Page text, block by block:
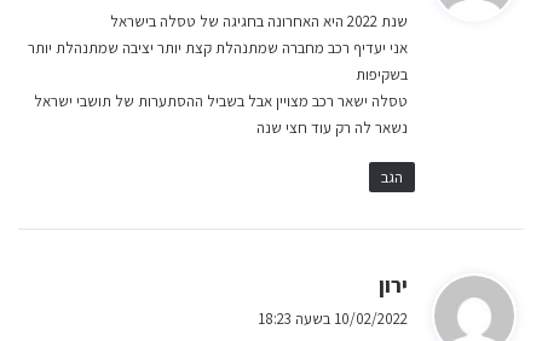
ב
:
שנת 2022 היא האחרונה בחגיגה של טסלה בישראל
אני יעדיף רכב מחברה שמתנהלת קצת יותר יציבה שמתנהלת יותר
בשקיפות
טסלה ישאר רכב מצויין אבל בשביל ההסתערות של תושבי ישראל
נשאר לה רק עוד חצי שנה
הגב
ירון
ג
10/02/2022 בשעה 18:23